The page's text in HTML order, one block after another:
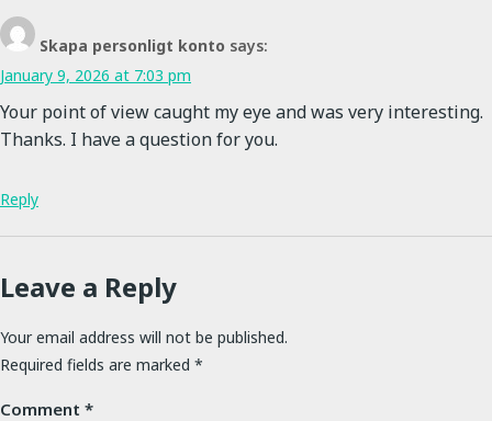
Skapa personligt konto says:
January 9, 2026 at 7:03 pm
Your point of view caught my eye and was very interesting.
Thanks. I have a question for you.
Reply
Leave a Reply
Your email address will not be published.
Required fields are marked *
Comment *